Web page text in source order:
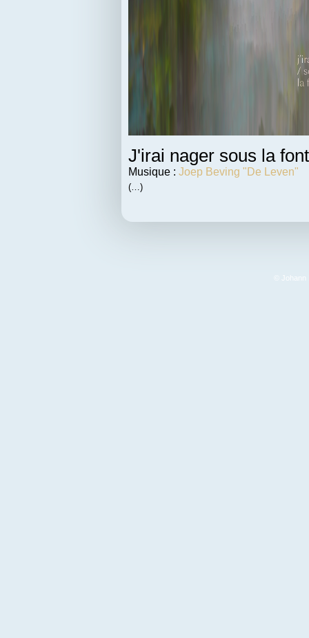
J'irai nager sous la
Musique :Joep Beving "De Leven"
(…)
©